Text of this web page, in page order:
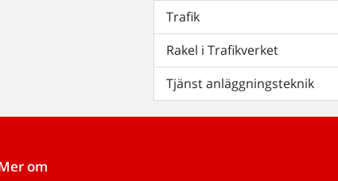
Trafik
Rakel i Trafikverket
Tjänst anläggningsteknik
om